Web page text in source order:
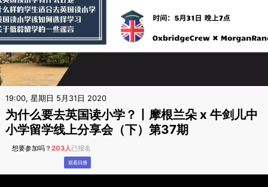
19:00, 星期日 5月31日 2020
为什么要去英国读小学？丨摩根兰朵 x 牛剑儿中
小学留学线上分享会（下）第37期
想要参加吗？203人已报名
观看回播